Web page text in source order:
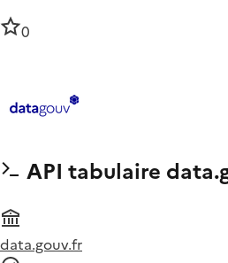
0
API tabulaire
data.gouv.fr